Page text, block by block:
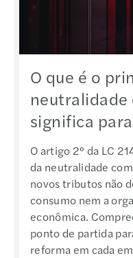
O que é o
neutralidade
significa
O artigo 2º da LC
da neutralidade
novos tributos não
consumo nem a
econômica.
ponto de partida
reforma em cada